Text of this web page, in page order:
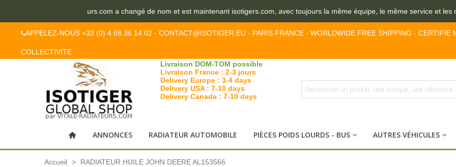
Le site vitale-radiateurs.com a changé de nom et est maintenant isotigers.com, avec toujours la même équipe, le même service et les
APPELEZ-NOUS +33 (0) 4 68 36 14 02 - CONTACT@ISOTIGER.EU - PARIS FRANCE - WORLDWIDE FREE SHIPPING - CERTIFIE
COLLECTIVITE
Livraison DOM-TOM possible
Livraison France : 2-3 jours
Delivery Europe : 3-4 days
Delivery USA : 7-10 days
Delivery Canada : 7-10 days
ANNONCES RADIATEUR AUTOMOBILE PIÈCES POIDS LOURDS - BUS AUTRES VÉHICULES
Accueil > RADIATEUR HUILE JOHN DEERE AL153566